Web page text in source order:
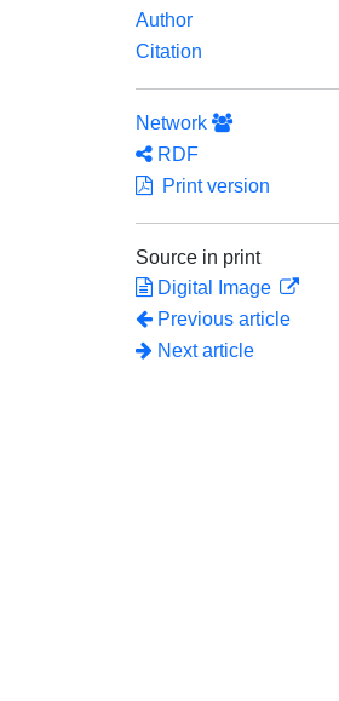
Author
Citation
Network
RDF
Print version
Source in print
Digital Image
Previous article
Next article